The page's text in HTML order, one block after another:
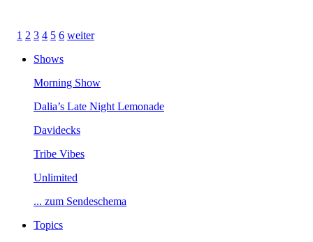
1 2 3 4 5 6 weiter
Shows
MorningShow
Dalia’sLateNightLemonade
Davidecks
TribeVibes
Unlimited
...zumSendeschema
Topics